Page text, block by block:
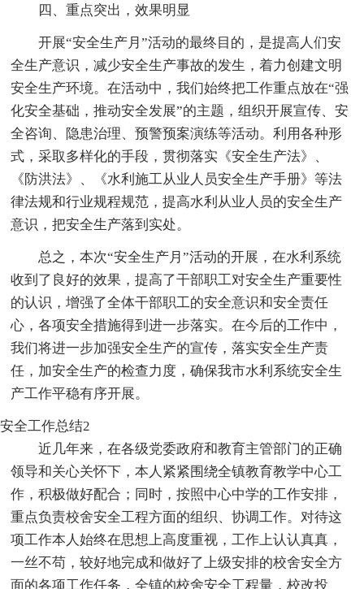
四、重点突出，效果明显
开展“安全生产月”活动的最终目的，是提高人们安
全生产意识，减少安全生产事故的发生，着力创建文明
安全生产环境。在活动中，我们始终把工作重点放在“强
化安全基础，推动安全发展”的主题，组织开展宣传、安
全咨询、隐患治理、预警预案演练等活动。利用各种形
式，采取多样化的手段，贯彻落实《安全生产法》、
《防洪法》、《水利施工从业人员安全生产手册》等法
律法规和行业规程规范，提高水利从业人员的安全生产
意识，把安全生产落到实处。
总之，本次“安全生产月”活动的开展，在水利系统
收到了良好的效果，提高了干部职工对安全生产重要性
的认识，增强了全体干部职工的安全意识和安全责任
心，各项安全措施得到进一步落实。在今后的工作中，
我们将进一步加强安全生产的宣传，落实安全生产责
任，加安全生产的检查力度，确保我市水利系统安全生
产工作平稳有序开展。
安全工作总结2
近几年来，在各级党委政府和教育主管部门的正确
领导和关心关怀下，本人紧紧围绕全镇教育教学中心工
作，积极做好配合；同时，按照中心中学的工作安排，
重点负责校舍安全工程方面的组织、协调工作。对待这
项工作本人始终在思想上高度重视，工作上认认真真，
一丝不苟，较好地完成和做好了上级安排的校舍安全方
面的各项工作任务，全镇的校舍安全工程量，校改投